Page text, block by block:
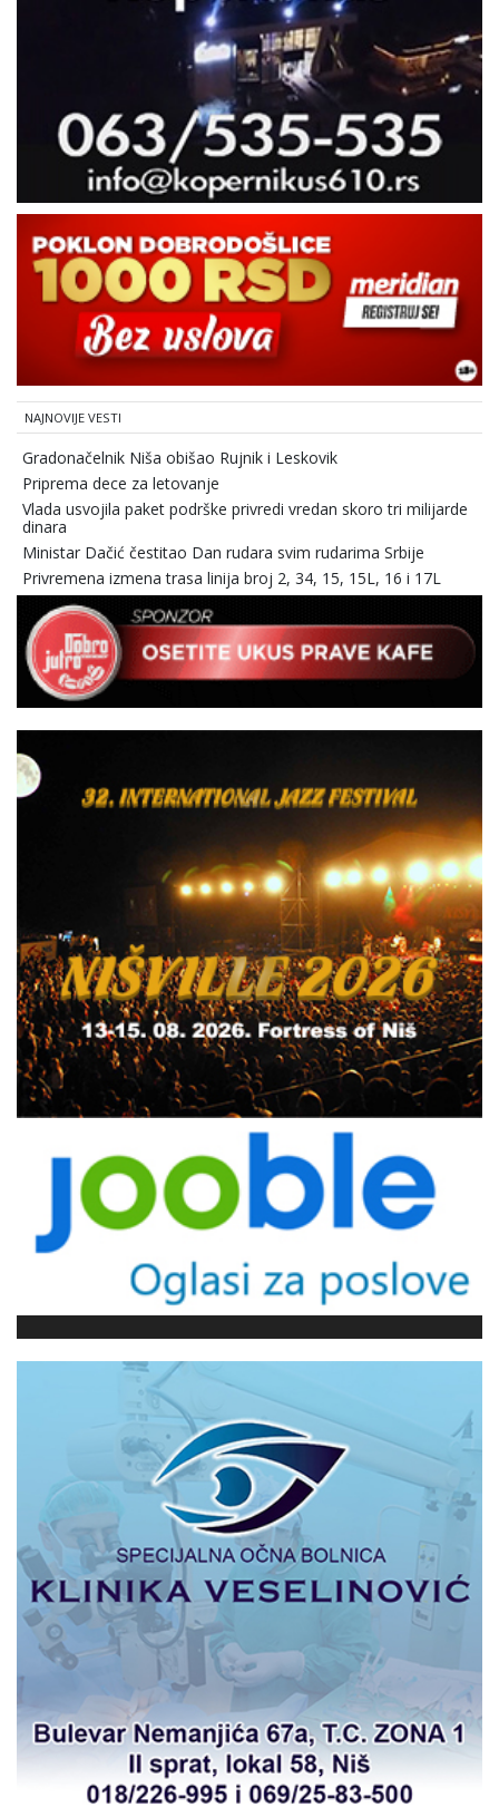
NAJNOVIJE VESTI
Gradonačelnik Niša obišao Rujnik i Leskovik
Priprema dece za letovanje
Vlada usvojila paket podrške privredi vredan skoro tri milijarde
dinara
Ministar Dačić čestitao Dan rudara svim rudarima Srbije
Privremena izmena trasa linija broj 2, 34, 15, 15L, 16 i 17L